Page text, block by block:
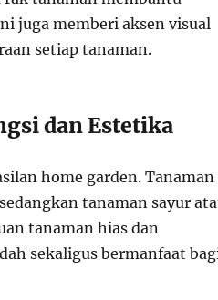
juga memberi aksen visual
setiap tanaman.
dan Estetika
home garden. Tanaman
tanaman sayur
tanaman hias dan
sekaligus bermanfaat